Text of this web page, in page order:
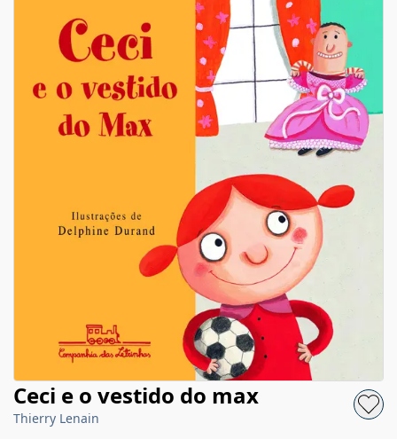
Ceci e o vestido do max
Thierry Lenain